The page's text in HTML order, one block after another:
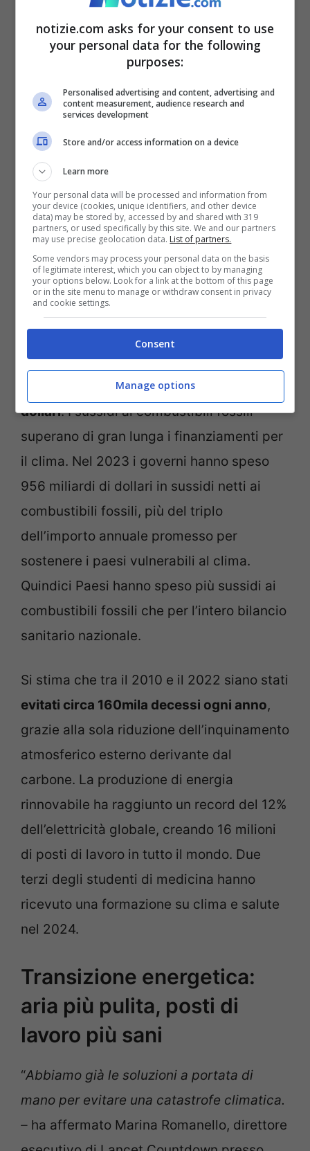
la perdita di 640 miliardi di ore di lavoro
potenziali nel 2024. Con perdite di
produttività pari a 1,09 trilioni di dollari.
Farrar (Oms): “L’inazione sul clim uccide in tutti i Paesi” –
Notizie.com
I costi dei decessi correlati al caldo tra gli
hanno raggiunto i 261 miliardi di
dollari. I sussidi ai combustibili fossili
superano di gran lunga i finanziamenti per
il clima. Nel 2023 i governi hanno speso
956 miliardi di dollari in sussidi netti ai
combustibili fossili, più del triplo
dell’importo annuale promesso per
sostenere i paesi vulnerabili al clima.
Quindici Paesi hanno speso più sussidi ai
combustibili fossili che per l’intero bilancio
sanitario nazionale.
Si stima che tra il 2010 e il 2022 siano stati
evitati circa 160mila decessi ogni anno,
grazie alla sola riduzione dell’inquinamento
atmosferico esterno derivante dal
carbone. La produzione di energia
rinnovabile ha raggiunto un record del 12%
dell’elettricità globale, creando 16 milioni
di posti di lavoro in tutto il mondo. Due
terzi degli studenti di medicina hanno
ricevuto una formazione su clima e salute
nel 2024.
Transizione energetica:
aria più pulita, posti di
lavoro più sani
“Abbiamo già le soluzioni a portata di
mano per evitare una catastrofe climatica.
– ha affermato Marina Romanello, direttore
notizie.com asks for your consent to use
your personal data for the following
purposes:
Personalised advertising and content, advertising and
content measurement, audience research and
services development
Store and/or access information on a device
Learn more
Your personal data will be processed and information from
your device (cookies, unique identifiers, and other device
data) may be stored by, accessed by and shared with 319
partners, or used specifically by this site. We and our partners
may use precise geolocation data. List of partners.
Some vendors may process your personal data on the basis
of legitimate interest, which you can object to by managing
your options below. Look for a link at the bottom of this page
or in the site menu to manage or withdraw consent in privacy
and cookie settings.
Consent
Manage options